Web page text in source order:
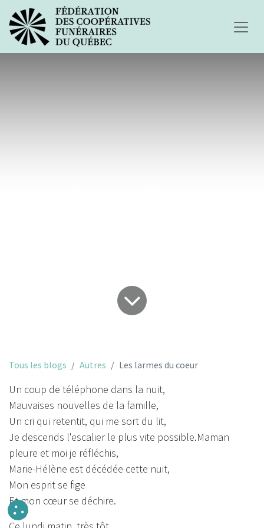
Tous les blogs Autres Les larmes du coeur
Un coup de téléphone dans la nuit,
Mauvaises nouvelles de la famille,
Un cri qui retentit, qui me sort du lit,
Je descends l'escalier le plus vite possible.Maman
pleure et moi je réfléchis,
Marie-Hélène est décédée cette nuit,
Mon esprit se fige
Et mon cœur se déchire.